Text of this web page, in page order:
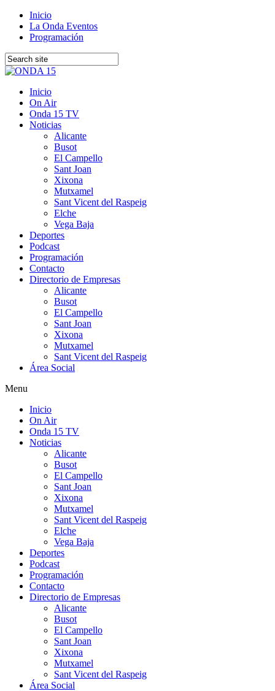
Inicio
La Onda Eventos
Programación
Inicio
On Air
Onda 15 TV
Noticias
Alicante
Busot
El Campello
Sant Joan
Xixona
Mutxamel
Sant Vicent del Raspeig
Elche
Vega Baja
Deportes
Podcast
Programación
Contacto
Directorio de Empresas
Alicante
Busot
El Campello
Sant Joan
Xixona
Mutxamel
Sant Vicent del Raspeig
Área Social
Menu
Inicio
On Air
Onda 15 TV
Noticias
Alicante
Busot
El Campello
Sant Joan
Xixona
Mutxamel
Sant Vicent del Raspeig
Elche
Vega Baja
Deportes
Podcast
Programación
Contacto
Directorio de Empresas
Alicante
Busot
El Campello
Sant Joan
Xixona
Mutxamel
Sant Vicent del Raspeig
Área Social